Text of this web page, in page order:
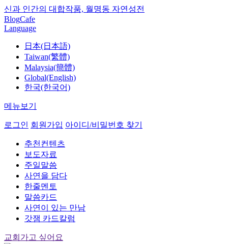
신과 인간의 대합작품, 월명동 자연성전
BlogCafe
Language
日本(日本語)
Taiwan(繁體)
Malaysia(簡體)
Global(English)
한국(한국어)
메뉴보기
로그인 회원가입 아이디/비밀번호 찾기
추천컨텐츠
보도자료
주일말씀
사연을 담다
한줄멘토
말씀카드
사연이 있는 만남
갓잼 카드칼럼
교회가고 싶어요